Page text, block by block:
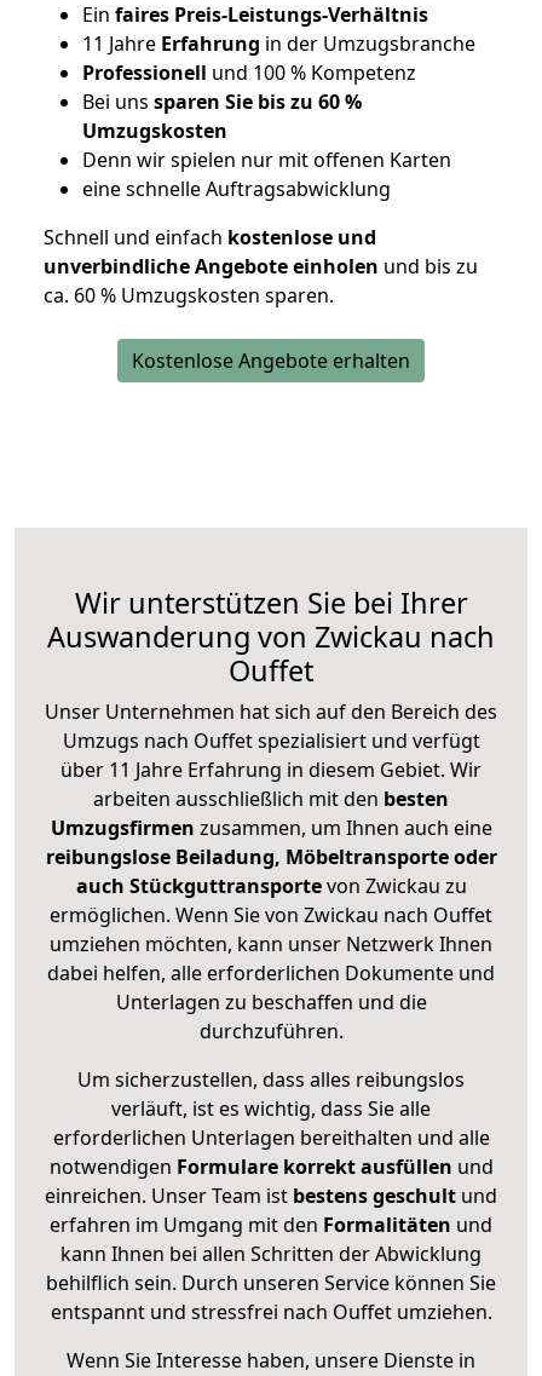
Ein faires Preis-Leistungs-Verhältnis
11 Jahre Erfahrung in der Umzugsbranche
Professionell und 100 % Kompetenz
Bei uns sparen Sie bis zu 60 %
Umzugskosten
Denn wir spielen nur mit offenen Karten
eine schnelle Auftragsabwicklung
Schnell und einfach kostenlose und
unverbindliche Angebote einholen und bis zu
ca. 60 % Umzugskosten sparen.
Kostenlose Angebote erhalten
Wir unterstützen Sie bei Ihrer
Auswanderung von Zwickau nach
Ouffet
Unser Unternehmen hat sich auf den Bereich des
Umzugs nach Ouffet spezialisiert und verfügt
über 11 Jahre Erfahrung in diesem Gebiet. Wir
arbeiten ausschließlich mit den besten
Umzugsfirmen zusammen, um Ihnen auch eine
reibungslose Beiladung, Möbeltransporte oder
auch Stückguttransportevon Zwickau zu
ermöglichen. Wenn Sie von Zwickau nach Ouffet
umziehen möchten, kann unser Netzwerk Ihnen
dabei helfen, alle erforderlichen Dokumente und
Unterlagen zu beschaffen und die
durchzuführen.
Um sicherzustellen, dass alles reibungslos
verläuft, ist es wichtig, dass Sie alle
erforderlichen Unterlagen bereithalten und alle
notwendigen Formulare korrekt ausfüllen und
einreichen. Unser Team ist bestens geschult und
erfahren im Umgang mit den Formalitäten und
kann Ihnen bei allen Schritten der Abwicklung
behilflich sein. Durch unseren Service können Sie
entspannt und stressfrei nach Ouffet umziehen.
Wenn Sie Interesse haben, unsere Dienste in